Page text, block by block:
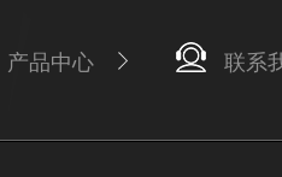
产品中心 联系